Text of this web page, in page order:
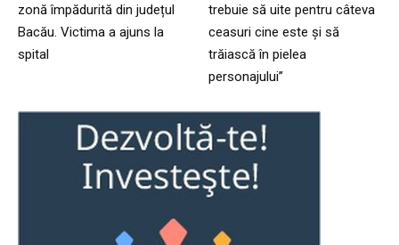
zonă împădurită din județul
Bacău. Victima a ajuns la
spital
trebuie să uite pentru câteva
ceasuri cine este și să
trăiască în pielea
personajului”